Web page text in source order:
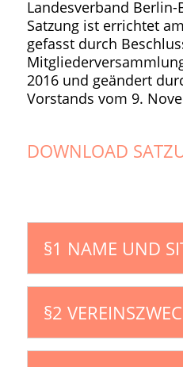
Landesverband
Satzung ist errichtet
gefasst durch
2016 und geändert
Vorstands vom 9.
DOWNLOAD
§1 NAME UND
§2